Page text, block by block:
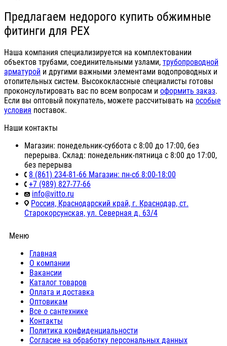
Предлагаем недорого купить обжимные
фитинги для PEX
Наша компания специализируется на комплектовании
объектов трубами, соединительными узлами, трубопроводной
арматурой и другими важными элементами водопроводных и
отопительных систем. Высококлассные специалисты готовы
проконсультировать вас по всем вопросам и оформить заказ.
Если вы оптовый покупатель, можете рассчитывать на особые
условия поставок.
Наши контакты
Магазин: понедельник-суббота с 8:00 до 17:00, без
перерыва. Склад: понедельник-пятница с 8:00 до 17:00,
без перерыва
8 (861) 234-81-66 Магазин: пн-сб 8:00-18:00
+7 (989) 827-77-66
info@vitto.ru
Россия, Краснодарский край, г. Краснодар, ст.
Старокорсунская, ул. Северная д. 63/4
Меню
Главная
О компании
Вакансии
Каталог товаров
Оплата и доставка
Оптовикам
Все о сантехнике
Контакты
Политика конфиденциальности
Согласие на обработку персональных данных